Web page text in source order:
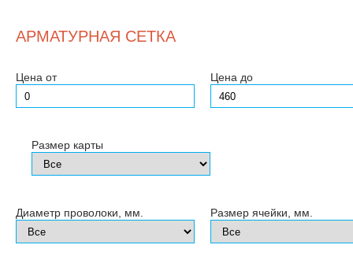
АРМАТУРНАЯ СЕТКА
Цена от Цена до
Размер карты
Диаметр проволоки, мм. Размер ячейки, мм.